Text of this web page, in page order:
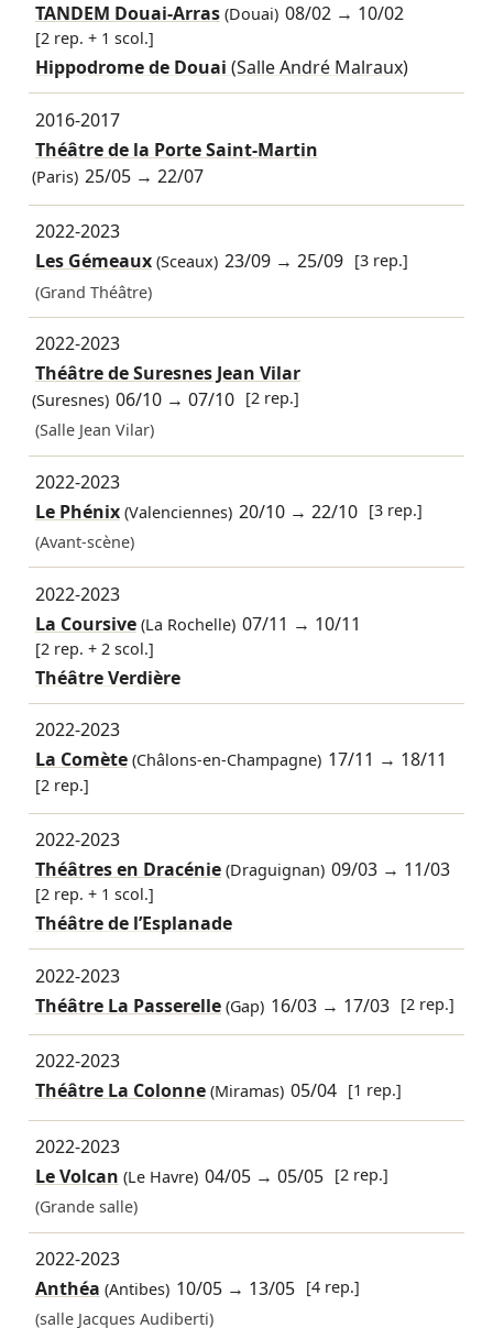
TANDEM Douai-Arras(Douai) 08/02 → 10/02
[2 rep. + 1 scol.]
Hippodrome de Douai (Salle André Malraux)
2016-2017
Théâtre de la Porte Saint-Martin
(Paris) 25/05 →22/07
2022-2023
Les Gémeaux(Sceaux) 23/09 →25/09 [3 rep.]
(Grand Théâtre)
2022-2023
Théâtre de Suresnes Jean Vilar
(Suresnes) 06/10 →07/10 [2 rep.]
(Salle Jean Vilar)
2022-2023
Le Phénix(Valenciennes) 20/10 →22/10 [3 rep.]
(Avant-scène)
2022-2023
La Coursive(La Rochelle) 07/11 → 10/11
[2 rep. + 2 scol.]
Théâtre Verdière
2022-2023
La Comète(Châlons-en-Champagne) 17/11 → 18/11
[2 rep.]
2022-2023
Théâtres en Dracénie(Draguignan) 09/03 → 11/03
[2 rep. + 1 scol.]
Théâtre de l’Esplanade
2022-2023
Théâtre La Passerelle(Gap) 16/03 → 17/03 [2 rep.]
2022-2023
Théâtre La Colonne(Miramas) 05/04 [1 rep.]
2022-2023
Le Volcan (Le Havre) 04/05 →05/05 [2 rep.]
(Grande salle)
2022-2023
Anthéa (Antibes) 10/05 → 13/05 [4 rep.]
(salle Jacques Audiberti)